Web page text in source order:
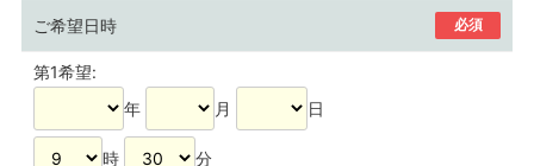
ご希望日時 必須
第1希望:
年
月 日
時
分